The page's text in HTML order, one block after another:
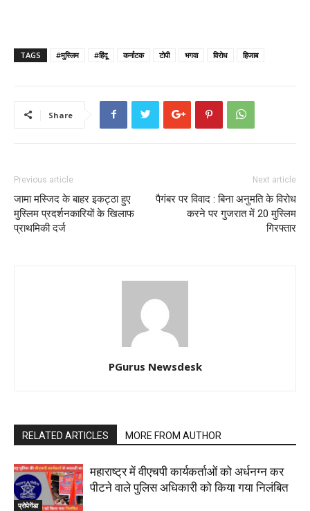
TAGS #मुस्लिम #हिंदू कर्नाटक टोपी भगवा विरोध हिजाब
Share
Previous article
जामा मस्जिद के बाहर इकट्ठा हुए
मुस्लिम प्रदर्शनकारियों के खिलाफ
प्राथमिकी दर्ज
Next article
पैगंबर पर विवाद : बिना अनुमति के विरोध
करने पर गुजरात में 20 मुस्लिम
गिरफ्तार
PGurus Newsdesk
RELATED ARTICLES MORE FROM AUTHOR
प्रोपेगेंडा
महाराष्‍ट्र में वीएचपी कार्यकर्ताओं को अर्धनग्न कर
पीटने वाले पुलिस अधिकारी को किया गया निलंबित